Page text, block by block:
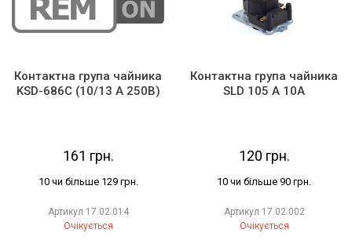
Контактна група чайника
KSD-686C (10/13 A 250B)
161 грн.
10 чи більше 129 грн.
Артикул 17.02.014
Очікується
Контактна група чайника
SLD 105 A 10A
120 грн.
10 чи більше 90 грн.
Артикул 17.02.002
Очікується